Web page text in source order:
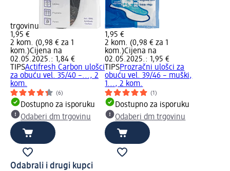
trgovinu
1,95 €
2 kom. (0,98 € za 1
kom.)Cijena na
02.05.2025.: 1,84 €
TIPSActifresh Carbon ulošci
za obuću vel. 35/40 –..., 2
kom.
(6)
Dostupno za isporuku
Odaberi dm trgovinu
1,95 €
2 kom. (0,98 € za 1
kom.)Cijena na
02.05.2025.: 1,95 €
TIPSProzračni ulošci za
obuću vel. 39/46 – muški,
1..., 2 kom.
(1)
Dostupno za isporuku
Odaberi dm trgovinu
Odabrali i drugi kupci